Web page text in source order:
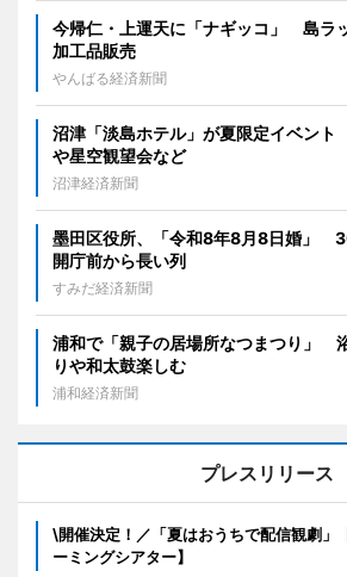
今帰仁・上運天に「ナギッコ」 島ラ
加工品販売
やんばる経済新聞
沼津「淡島ホテル」が夏限定イベン
や星空観望会など
沼津経済新聞
墨田区役所、「令和8年8月8日婚」
開庁前から長い列
すみだ経済新聞
浦和で「親子の居場所なつまつり」
りや和太鼓楽しむ
浦和経済新聞
プレスリリース
\開催決定！／「夏はおうちで配信観劇」
ーミングシアター】